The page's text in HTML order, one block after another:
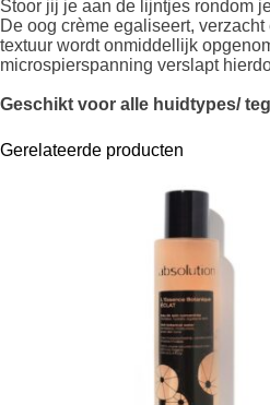
Stoor jij je aan de lijntjes rondom
De oog crème egaliseert,
textuur wordt onmiddellijk
microspierspanning verslapt
Geschikt voor alle huidtypes/
Gerelateerde producten